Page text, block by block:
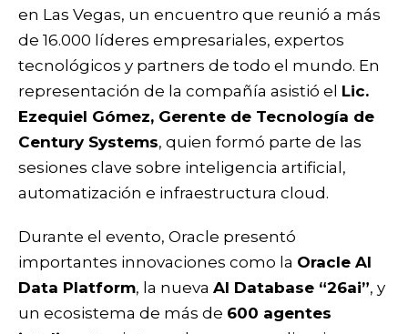
en Las Vegas, un encuentro que reunió a más
de 16.000 líderes empresariales, expertos
tecnológicos y partners de todo el mundo. En
representación de la compañía asistió el Lic.
Ezequiel Gómez, Gerente de Tecnología de
Century Systems, quien formó parte de las
sesiones clave sobre inteligencia artificial,
automatización e infraestructura cloud.
Durante el evento, Oracle presentó
importantes innovaciones como la Oracle AI
Data Platform, la nueva AI Database “26ai”, y
un ecosistema de más de 600 agentes